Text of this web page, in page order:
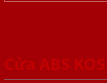
Cửa ABS